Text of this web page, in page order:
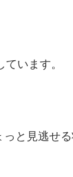
います。
と見逃せ